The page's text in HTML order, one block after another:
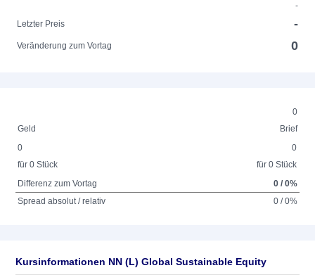
-
Letzter Preis
-
Veränderung zum Vortag 0
0
Geld
Brief
0
für 0 Stück
0
für 0 Stück
Differenz zum Vortag
0 / 0%
Spread absolut / relativ
0 / 0%
Kursinformationen NN (L) Global Sustainable Equity